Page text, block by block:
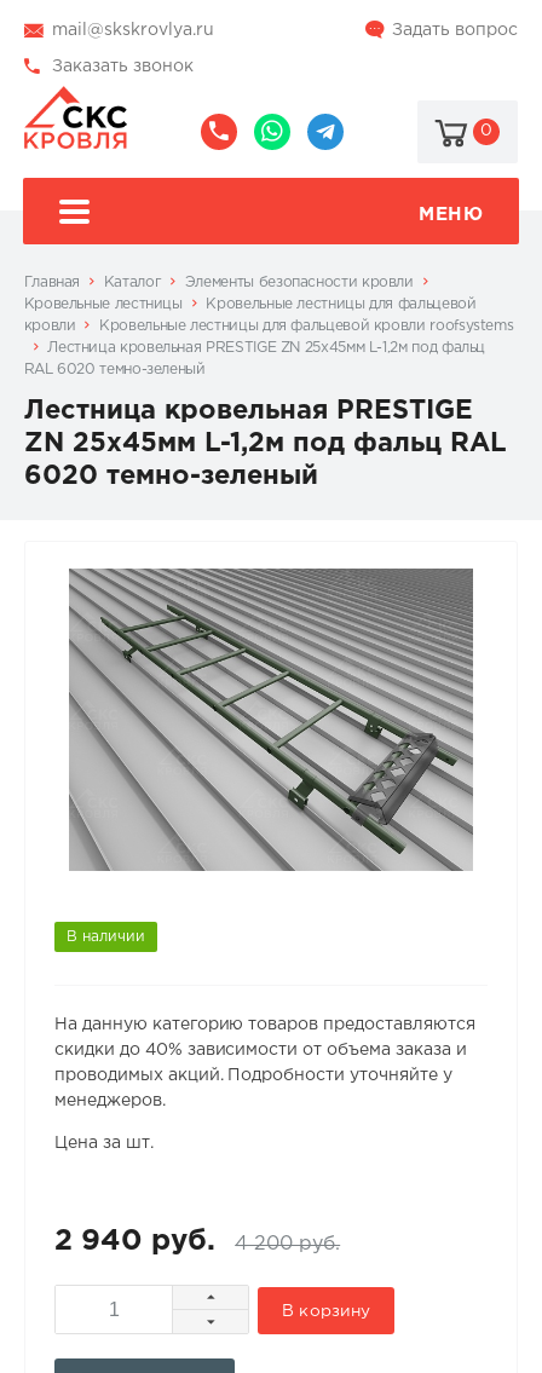
mail@skskrovlya.ru Задать вопрос
Заказать звонок
0
МЕНЮ
Главная Каталог
Элементы безопасности кровли
Кровельные лестницы
Кровельные лестницы для фальцевой
кровли
Кровельные лестницы для фальцевой кровли roofsystems
Лестница кровельная PRESTIGE ZN 25x45мм L-1,2м под фальц
RAL 6020 темно-зеленый
Лестница кровельная PRESTIGE
ZN 25x45мм L-1,2м под фальц RAL
6020 темно-зеленый
В наличии
На данную категорию товаров предоставляются
скидки до 40% зависимости от объема заказа и
проводимых акций. Подробности уточняйте у
менеджеров.
Цена за шт.
2 940 руб. 4 200 руб.
В корзину